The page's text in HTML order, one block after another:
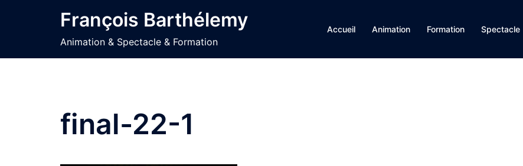
François Barthélemy
Animation & Spectacle & Formation
Accueil Animation Formation Spectacle
final-22-1